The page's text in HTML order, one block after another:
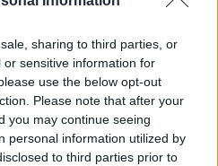
sharing to third parties, or
sensitive information for
use the below opt-out
Please note that after your
you may continue seeing
personal information utilized by
to third parties prior to